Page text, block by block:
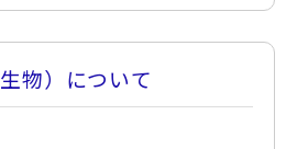
物）について